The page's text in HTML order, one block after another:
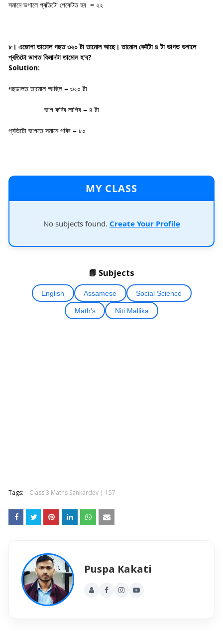
সমানে ভগালে প্ৰতিটো পেকেটত হব = ২২
৮। এজোপা তামোল গছত ৩২০ টা তামোল আছে। তামোল কেইটা ৪ টা ভাগত ভগালে
প্ৰতিটো ভাগত কিমানটা তামোল হ'ব?
Solution:
গছডালত তামোল আছিল = ৩২০ টা
ভাগ কৰিব লাগিব = ৪ টা
প্ৰতিটো ভাগতে সমানে পৰিব = ৮০
MY CLASS
No subjects found. Create Your Profile
📘 Subjects
English Assamese Social Science
Math's Niti Mallika
Tags: Class 3 Maths Sankardev | 157
Puspa Kakati